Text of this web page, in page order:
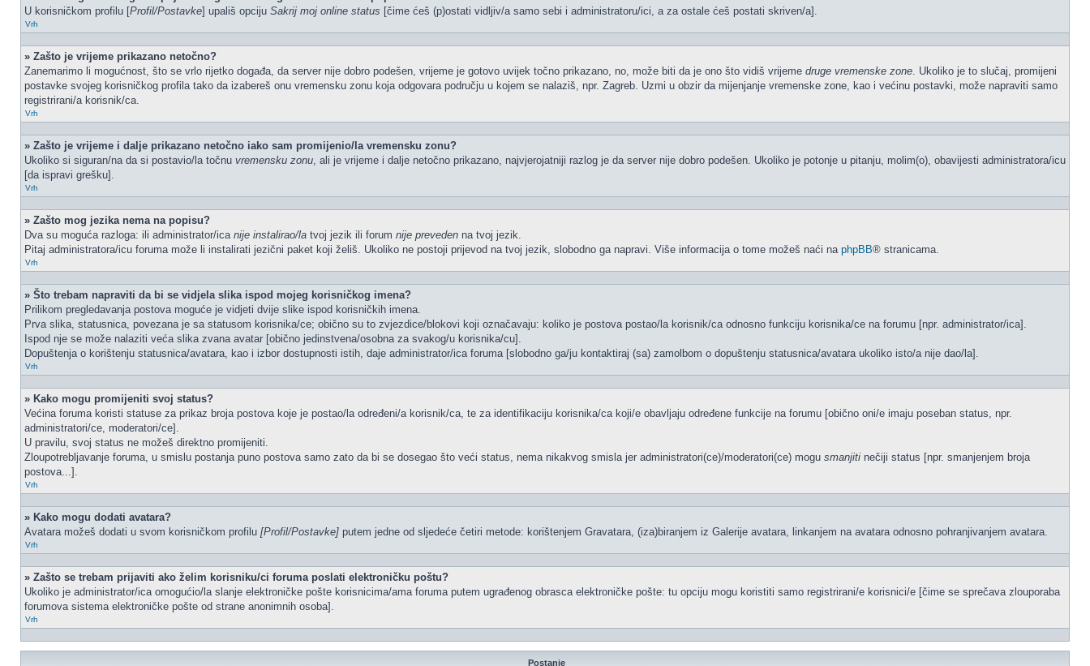
U korisničkom profilu [Profil/Postavke] upališ opciju Sakrij moj online status [čime ćeš (p)ostati vidljiv/a samo sebi i administratoru/ici, a za ostale ćeš postati skriven/a].
Vrh
» Zašto je vrijeme prikazano netočno?
Zanemarimo li mogućnost, što se vrlo rijetko događa, da server nije dobro podešen, vrijeme je gotovo uvijek točno prikazano, no, može biti da je ono što vidiš vrijeme druge vremenske zone. Ukoliko je to slučaj, promijeni
postavke svojeg korisničkog profila tako da izabereš onu vremensku zonu koja odgovara području u kojem se nalaziš, npr. Zagreb. Uzmi u obzir da mijenjanje vremenske zone, kao i većinu postavki, može napraviti samo
registrirani/a korisnik/ca.
Vrh
» Zašto je vrijeme i dalje prikazano netočno iako sam promijenio/la vremensku zonu?
Ukoliko si siguran/na da si postavio/la točnu vremensku zonu, ali je vrijeme i dalje netočno prikazano, najvjerojatniji razlog je da server nije dobro podešen. Ukoliko je potonje u pitanju, molim(o), obavijesti administratora/icu
[da ispravi grešku].
Vrh
» Zašto mog jezika nema na popisu?
Dva su moguća razloga: ili administrator/ica nije instalirao/la tvoj jezik ili forum nije preveden na tvoj jezik.
Pitaj administratora/icu foruma može li instalirati jezični paket koji želiš. Ukoliko ne postoji prijevod na tvoj jezik, slobodno ga napravi. Više informacija o tome možeš naći na phpBB® stranicama.
Vrh
» Što trebam napraviti da bi se vidjela slika ispod mojeg korisničkog imena?
Prilikom pregledavanja postova moguće je vidjeti dvije slike ispod korisničkih imena.
Prva slika, statusnica, povezana je sa statusom korisnika/ce; obično su to zvjezdice/blokovi koji označavaju: koliko je postova postao/la korisnik/ca odnosno funkciju korisnika/ce na forumu [npr. administrator/ica].
Ispod nje se može nalaziti veća slika zvana avatar [obično jedinstvena/osobna za svakog/u korisnika/cu].
Dopuštenja o korištenju statusnica/avatara, kao i izbor dostupnosti istih, daje administrator/ica foruma [slobodno ga/ju kontaktiraj (sa) zamolbom o dopuštenju statusnica/avatara ukoliko isto/a nije dao/la].
Vrh
» Kako mogu promijeniti svoj status?
Većina foruma koristi statuse za prikaz broja postova koje je postao/la određeni/a korisnik/ca, te za identifikaciju korisnika/ca koji/e obavljaju određene funkcije na forumu [obično oni/e imaju poseban status, npr.
administratori/ce, moderatori/ce].
U pravilu, svoj status ne možeš direktno promijeniti.
Zloupotrebljavanje foruma, u smislu postanja puno postova samo zato da bi se dosegao što veći status, nema nikakvog smisla jer administratori(ce)/moderatori(ce) mogu smanjiti nečiji status [npr. smanjenjem broja
postova...].
Vrh
» Kako mogu dodati avatara?
Avatara možeš dodati u svom korisničkom profilu [Profil/Postavke] putem jedne od sljedeće četiri metode: korištenjem Gravatara, (iza)biranjem iz Galerije avatara, linkanjem na avatara odnosno pohranjivanjem avatara.
Vrh
» Zašto se trebam prijaviti ako želim korisniku/ci foruma poslati elektroničku poštu?
Ukoliko je administrator/ica omogućio/la slanje elektroničke pošte korisnicima/ama foruma putem ugrađenog obrasca elektroničke pošte: tu opciju mogu koristiti samo registrirani/e korisnici/e [čime se sprečava zlouporaba
forumova sistema elektroničke pošte od strane anonimnih osoba].
Vrh
Postanje